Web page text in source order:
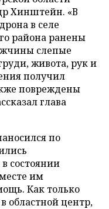
Хинштейн. «В
в селе
района ранены
слепые
живота, рук и
получил
повреждены
глава
по
состоянии
им
Как только
областной центр,